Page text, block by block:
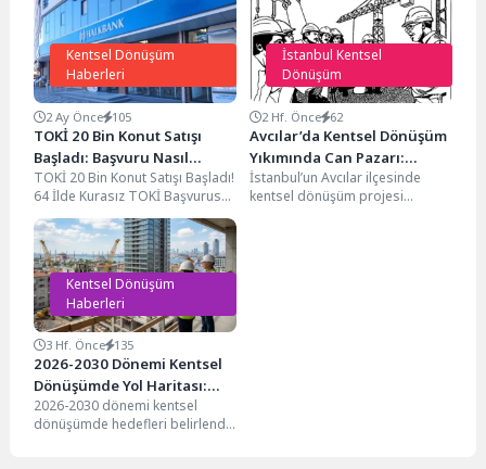
Kentsel Dönüşüm
Haberleri
2 Ay Önce 105
TOKİ 20 Bin Konut Satışı
Başladı: Başvuru Nasıl
Yapılır? (64 İl)
TOKİ 20 Bin Konut Satışı Başladı!
64 İlde Kurasız TOKİ Başvurusu
Nasıl Yapılır, Şartları Neler?...
İstanbul Kentsel
Dönüşüm
2 Hf. Önce 62
Avcılar’da Kentsel Dönüşüm
Yıkımında Can Pazarı:
Çöken Betonun Altında
Kalan İşçi Yaralandı
İstanbul’un Avcılar ilçesinde
kentsel dönüşüm projesi
Kentsel Dönüşüm
Haberleri
3 Hf. Önce 135
2026-2030 Dönemi Kentsel
Dönüşümde Yol Haritası:
Güvenli Geleceğin Yeni
Kodları
2026-2030 dönemi kentsel
dönüşümde hedefleri belirlendi